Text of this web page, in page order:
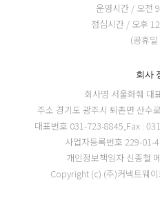
운영시간 / 오전
점심시간 / 오후
(공휴
회사
회사명 서울화훼 대
주소 경기도 광주시 퇴촌면 산수
대표번호 031-723-8845,Fax :
사업자등록번호 229-01-
개인정보책임자 신종철
Copyright (c) (주)커넥트웨이